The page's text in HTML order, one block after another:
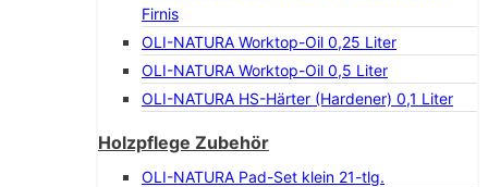
Firnis
OLI-NATURA Worktop-Oil 0,25 Liter
OLI-NATURA Worktop-Oil 0,5 Liter
OLI-NATURA HS-Härter (Hardener) 0,1 Liter
Holzpflege Zubehör
OLI-NATURA Pad-Set klein 21-tlg.